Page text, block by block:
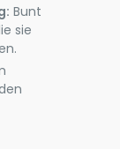
Bunt
sie